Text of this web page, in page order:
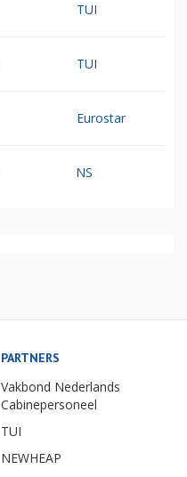
TUI
TUI
Eurostar
NS
PARTNERS
Vakbond Nederlands
Cabinepersoneel
TUI
NEWHEAP